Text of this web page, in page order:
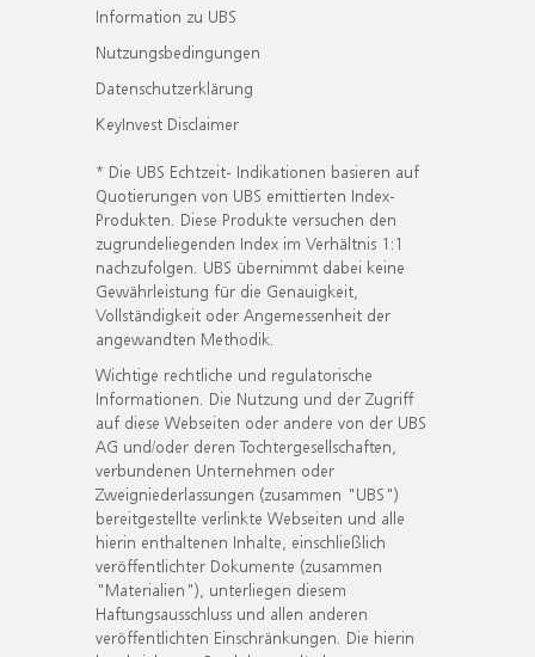
Information zu UBS
Nutzungsbedingungen
Datenschutzerklärung
KeyInvest Disclaimer
* Die UBS Echtzeit- Indikationen basieren auf
Quotierungen von UBS emittierten Index-
Produkten. Diese Produkte versuchen den
zugrundeliegenden Index im Verhältnis 1:1
nachzufolgen. UBS übernimmt dabei keine
Gewährleistung für die Genauigkeit,
Vollständigkeit oder Angemessenheit der
angewandten Methodik.
Wichtige rechtliche und regulatorische
Informationen. Die Nutzung und der Zugriff
auf diese Webseiten oder andere von der UBS
AG und/oder deren Tochtergesellschaften,
verbundenen Unternehmen oder
Zweigniederlassungen (zusammen "UBS")
bereitgestellte verlinkte Webseiten und alle
hierin enthaltenen Inhalte, einschließlich
veröffentlichter Dokumente (zusammen
"Materialien"), unterliegen diesem
Haftungsausschluss und allen anderen
veröffentlichten Einschränkungen. Die hierin